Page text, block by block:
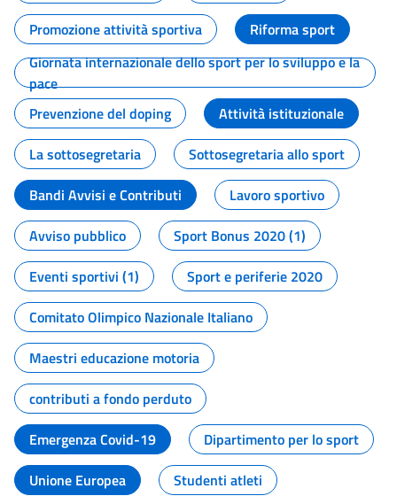
Promozione attività sportiva
Riforma sport
Giornata internazionale dello sport per lo sviluppo e la
pace
Prevenzione del doping
Attività istituzionale
La sottosegretaria
Sottosegretaria allo sport
Bandi Avvisi e Contributi
Lavoro sportivo
Avviso pubblico
Sport Bonus 2020 (1)
Eventi sportivi (1)
Sport e periferie 2020
Comitato Olimpico Nazionale Italiano
Maestri educazione motoria
contributi a fondo perduto
Emergenza Covid-19
Dipartimento per lo sport
Unione Europea
Studenti atleti